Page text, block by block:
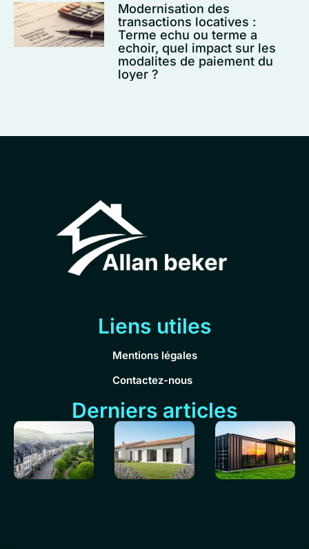
Modernisation des
transactions locatives :
Terme echu ou terme a
echoir, quel impact sur les
modalites de paiement du
loyer ?
Liens utiles
Mentions légales
Contactez-nous
Derniers articles